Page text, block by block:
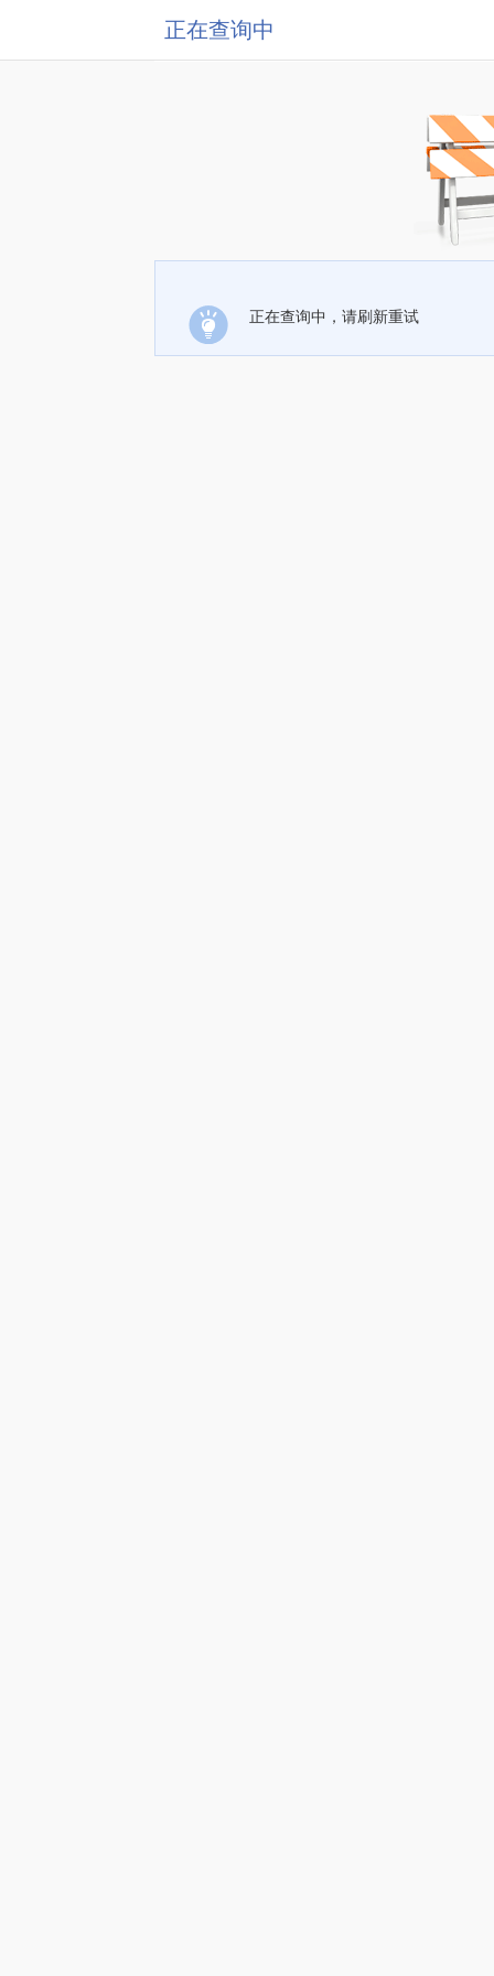
正在查询中
正在查询中，请刷新重试